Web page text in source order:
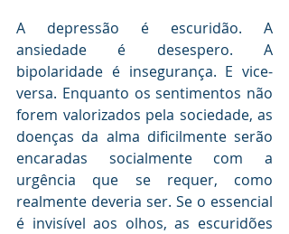
A depressão é escuridão. A
ansiedade é desespero. A
bipolaridade é insegurança. E vice-
versa. Enquanto os sentimentos não
forem valorizados pela sociedade, as
doenças da alma dificilmente serão
encaradas socialmente com a
urgência que se requer, como
realmente deveria ser. Se o essencial
é invisível aos olhos, as escuridões